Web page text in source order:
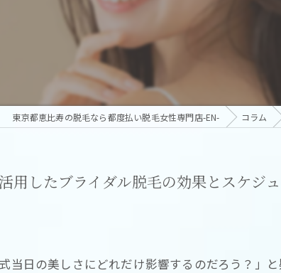
東京都恵比寿の脱毛なら都度払い脱毛女性専門店-EN- コラム
用したブライダル脱毛の効果とスケジ
当日の美しさにどれだけ影響するのだろう？」